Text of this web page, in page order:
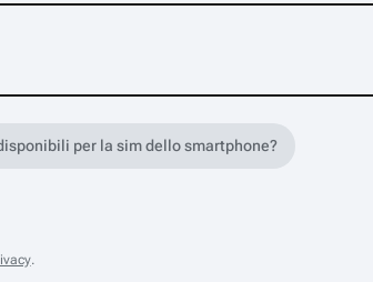
per la sim dello smartphone?
.